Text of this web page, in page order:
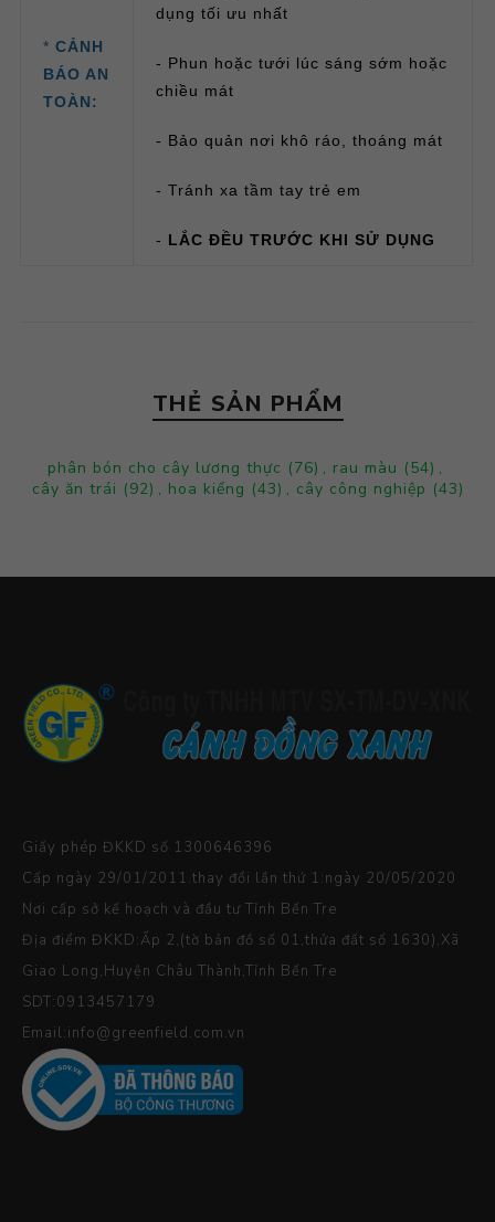
* CẢNH
BÁO AN
TOÀN:
dụng tối ưu nhất
- Phun hoặc tưới lúc sáng sớm hoặc
chiều mát
- Bảo quản nơi khô ráo, thoáng mát
- Tránh xa tầm tay trẻ em
- LẮC ĐỀU TRƯỚC KHI SỬ DỤNG
THẺ SẢN PHẨM
phân bón cho cây lương thực (76) , rau màu (54) ,
cây ăn trái (92) , hoa kiểng (43) , cây công nghiệp (43)
Giấy phép ĐKKD số 1300646396
Cấp ngày 29/01/2011.thay đổi lần thứ 1:ngày 20/05/2020
Nơi cấp sở kế hoạch và đầu tư Tỉnh Bến Tre
Địa điểm ĐKKD:Ấp 2,(tờ bản đồ số 01,thửa đất số 1630),Xã
Giao Long,Huyện Châu Thành,Tỉnh Bến Tre
SDT:0913457179
Email:info@greenfield.com.vn